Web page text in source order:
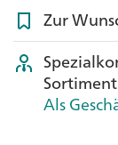
Zur
Als